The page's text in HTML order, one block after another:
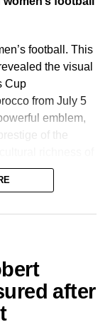
football. This
the visual
Cup
from July 5
emblem,
of the
of women’s
edition in 2022,
a high-caliber
and an
2025 edition
both in terms
after